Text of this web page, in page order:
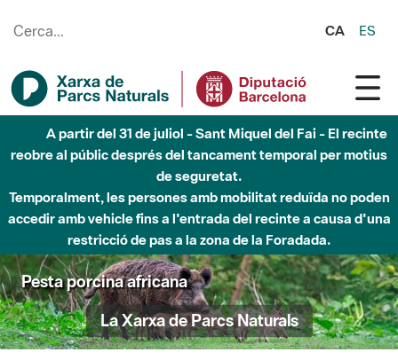
CA ES
A partir del 31 de juliol - Sant Miquel del Fai - El recinte
reobre al públic després del tancament temporal per motius
de seguretat.
Temporalment, les persones amb mobilitat reduïda no poden
accedir amb vehicle fins a l'entrada del recinte a causa d'una
restricció de pas a la zona de la Foradada.
Pesta porcina africana
La Xarxa de Parcs Naturals